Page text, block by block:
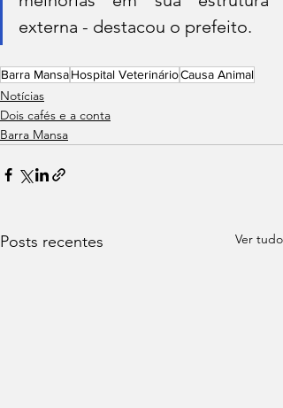
externa - destacou o prefeito.
Barra MansaHospital VeterinárioCausa Animal
Notícias
Dois cafés e a conta
Barra Mansa
Posts recentes Ver tudo